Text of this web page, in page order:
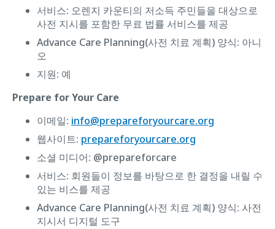
서비스: 오렌지 카운티의 저소득 주민들을 대상으로
사전 지시를 포함한 무료 법률 서비스를 제공
Advance Care Planning(사전 치료 계획) 양식: ‌아니
오
지원: 예
Prepare for Your Care
이메일: info@prepareforyourcare.org
웹사이트: prepareforyourcare.org
소셜 미디어: @prepareforcare
서비스: 회원들이 정보를 바탕으로 한 결정을 내릴 수
있는 비스를 제공
Advance Care Planning(사전 치료 계획) 양식: 사전
지시서 디지털 도구